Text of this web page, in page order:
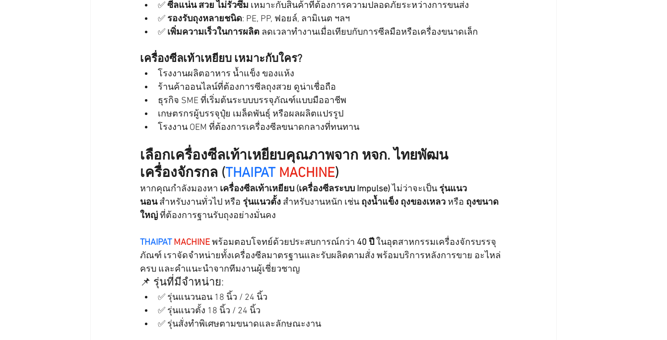
✅ ซีลแน่น สวย ไม่รั่วซึม เหมาะกับสินค้าที่ต้องการความปลอดภัยระหว่างการขนส่ง
✅ รองรับถุงหลายชนิด: PE, PP, ฟอยล์, ลามิเนต ฯลฯ
✅ เพิ่มความเร็วในการผลิต ลดเวลาทำงานเมื่อเทียบกับการซีลมือหรือเครื่องขนาดเล็ก
เครื่องซีลเท้าเหยียบ เหมาะกับใคร?
โรงงานผลิตอาหาร น้ำแข็ง ของแห้ง
ร้านค้าออนไลน์ที่ต้องการซีลถุงสวย ดูน่าเชื่อถือ
ธุรกิจ SME ที่เริ่มต้นระบบบรรจุภัณฑ์แบบมืออาชีพ
เกษตรกรผู้บรรจุปุ๋ย เมล็ดพันธุ์ หรือผลผลิตแปรรูป
โรงงาน OEM ที่ต้องการเครื่องซีลขนาดกลางที่ทนทาน
เลือกเครื่องซีลเท้าเหยียบคุณภาพจาก หจก. ไทยพัฒน
เครื่องจักรกล (THAIPAT MACHINE)
หากคุณกำลังมองหา เครื่องซีลเท้าเหยียบ (เครื่องซีลระบบ Impulse) ไม่ว่าจะเป็น รุ่นแนว
นอน สำหรับงานทั่วไป หรือ รุ่นแนวตั้ง สำหรับงานหนัก เช่น ถุงน้ำแข็ง ถุงของเหลว หรือ ถุงขนาด
ใหญ่ ที่ต้องการฐานรับถุงอย่างมั่นคง
THAIPAT MACHINE พร้อมตอบโจทย์ด้วยประสบการณ์กว่า 40 ปี ในอุตสาหกรรมเครื่องจักรบรรจุ
ภัณฑ์ เราจัดจำหน่ายทั้งเครื่องซีลมาตรฐานและรับผลิตตามสั่ง พร้อมบริการหลังการขาย อะไหล่
ครบ และคำแนะนำจากทีมงานผู้เชี่ยวชาญ
📌 รุ่นที่มีจำหน่าย:
✅ รุ่นแนวนอน 18 นิ้ว / 24 นิ้ว
✅ รุ่นแนวตั้ง 18 นิ้ว / 24 นิ้ว
✅ รุ่นสั่งทำพิเศษตามขนาดและลักษณะงาน